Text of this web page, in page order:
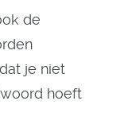
de
je niet
hoeft